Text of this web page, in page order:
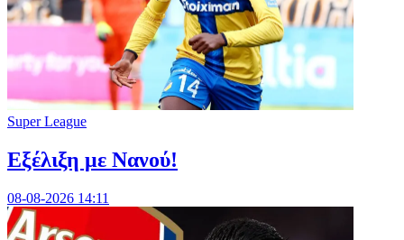
Super League
Εξέλιξη με Νανού!
08-08-2026 14:11